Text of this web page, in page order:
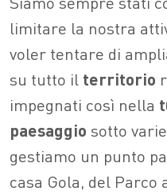
limitare la nostra
voler tentare di
su tutto il territorio
impegnati così nella
paesaggio sotto
gestiamo un punto
casa Gola, del Parco